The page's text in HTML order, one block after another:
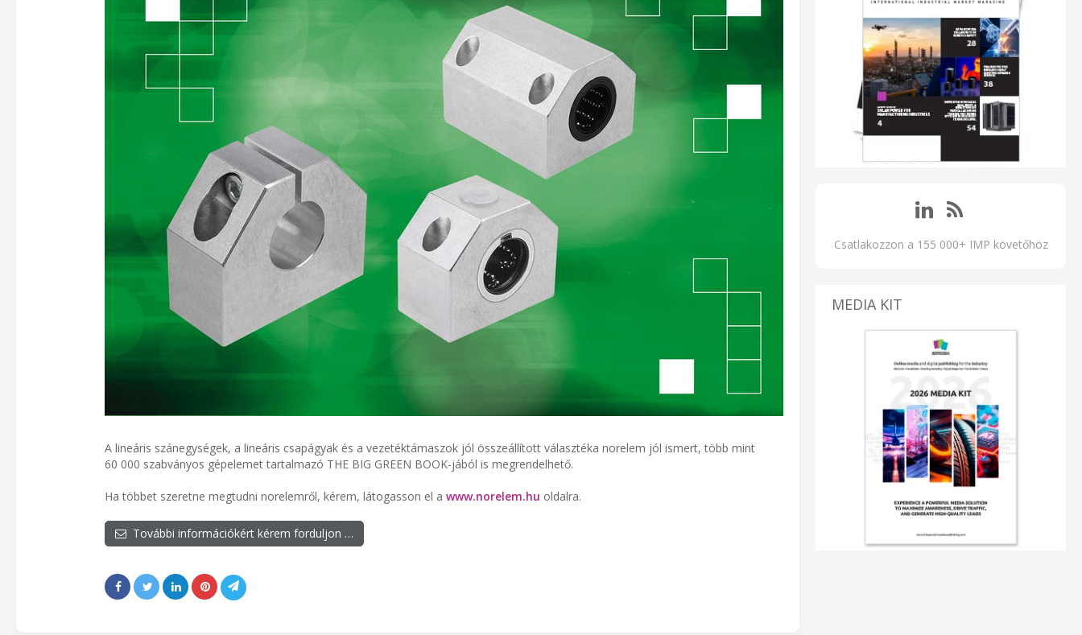
A lineáris szánegységek, a lineáris csapágyak és a vezetéktámaszok jól összeállított választéka norelem jól ismert, több mint
60 000 szabványos gépelemet tartalmazó THE BIG GREEN BOOK-jából is megrendelhető.
Ha többet szeretne megtudni norelemről, kérem, látogasson el a www.norelem.hu oldalra.
További információkért kérem forduljon …
Csatlakozzon a 155 000+ IMP követőhöz
MEDIA KIT